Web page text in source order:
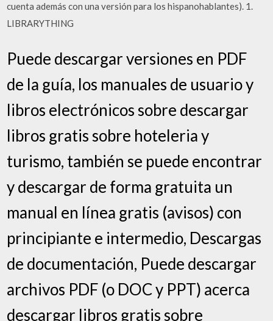
cuenta además con una versión para los hispanohablantes). 1.
LIBRARYTHING
Puede descargar versiones en PDF
de la guía, los manuales de usuario y
libros electrónicos sobre descargar
libros gratis sobre hoteleria y
turismo, también se puede encontrar
y descargar de forma gratuita un
manual en línea gratis (avisos) con
principiante e intermedio, Descargas
de documentación, Puede descargar
archivos PDF (o DOC y PPT) acerca
descargar libros gratis sobre